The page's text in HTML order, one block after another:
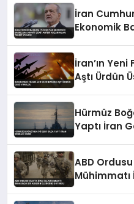
İran
Ekonomik
İran’ın Yeni
Aştı Ürdün
Hürmüz
Yaptı İran
ABD
Mühimmatı